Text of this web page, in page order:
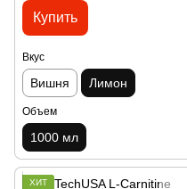
Купить
Вкус
Вишня Лимон
Объем
1000 мл
ХИТ